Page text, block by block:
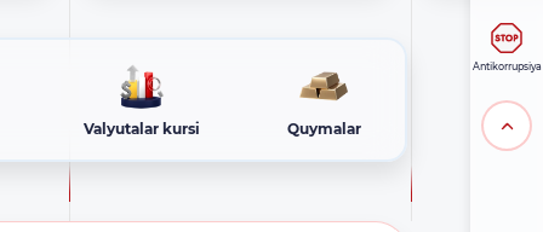
Valyutalar kursi Quymalar
Antikorrupsiya